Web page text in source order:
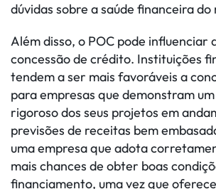
dúvidas sobre a saúde financeira do
Além disso, o POC pode influenciar
concessão de crédito. Instituições
tendem a ser mais favoráveis a
para empresas que demonstram
rigoroso dos seus projetos em
previsões de receitas bem
uma empresa que adota
mais chances de obter boas
financiamento, uma vez que